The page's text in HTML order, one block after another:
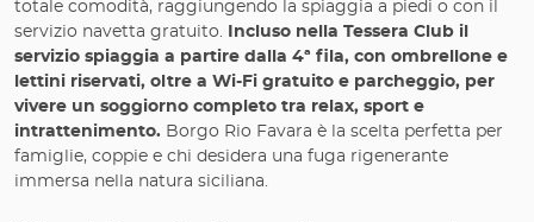
totale comodità, raggiungendo la spiaggia a piedi o con il
servizio navetta gratuito.
Incluso nella Tessera Club il
servizio spiaggia a partire dalla 4ª fila, con ombrellone e
lettini riservati, oltre a Wi-Fi gratuito e parcheggio, per
vivere un soggiorno completo tra relax, sport e
intrattenimento. Borgo Rio Favara è la scelta perfetta per
famiglie, coppie e chi desidera una fuga rigenerante
immersa nella natura siciliana.